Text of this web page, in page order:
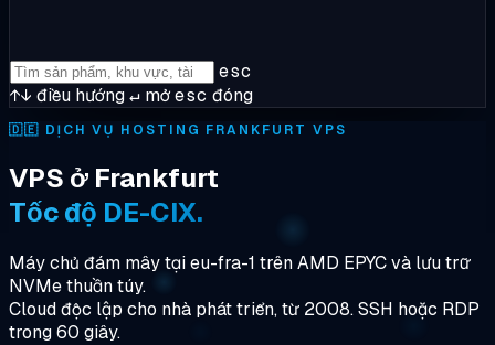
esc
↑↓ điều hướng↵ mởesc đóng
🇩🇪 DỊCH VỤ HOSTING FRANKFURT VPS
VPS ở Frankfurt
Tốc độ DE-CIX.
Máy chủ đám mây tại eu-fra-1 trên AMD EPYC và lưu trữ
NVMe thuần túy.
Cloud độc lập cho nhà phát triển, từ 2008. SSH hoặc RDP
trong 60 giây.